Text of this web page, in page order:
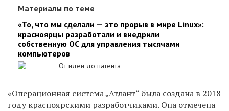
Материалы по теме
«То, что мы сделали — это прорыв в мире Linux»:
красноярцы разработали и внедрили
собственную ОС для управления тысячами
компьютеров
От идеи до патента
«Операционная система „Атлант“ была создана в 2018
году красноярскими разработчиками. Она отмечена